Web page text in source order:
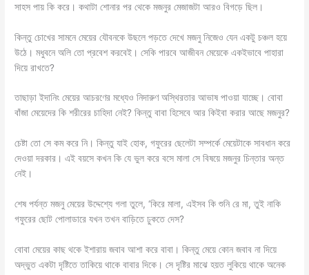
সাহস পায় কি করে। কথাটা শোনার পর থেকে মজনুর মেজাজটা আরও বিগড়ে ছিল।
কিন্তু চোখের সামনে মেয়ের যৌবনকে উছলে পড়তে দেখে মজনু নিজেও যেন একটু চঞ্চল হয়ে
উঠে। মধুবনে অলি তো প্রবেশ করবেই। সেকি পারবে আজীবন মেয়েকে একইভাবে পাহারা
দিয়ে রাখতে?
তাছাড়া ইদানিং মেয়ের আচরণের মধ্যেও নিদারুণ অস্থিরতার আভাষ পাওয়া যাচ্ছে। বোবা
বাঁজা মেয়েদের কি শরীরের চাহিদা নেই? কিন্তু বাবা হিসেবে আর কিইবা করার আছে মজনুর?
চেষ্টা তো সে কম করে নি। কিন্তু যাই হোক, গফুরের ছেলেটা সম্পর্কে মেয়েটাকে সাবধান করে
দেওয়া দরকার। এই বয়সে কখন কি যে ভুল করে বসে মালা সে বিষয়ে মজনুর চিন্তার অন্ত
নেই।
শেষ পর্যন্ত মজনু মেয়ের উদ্দেশ্যে গলা তুলে, ‘কিরে মালা, এইসব কি শুনি রে মা, তুই নাকি
গফুরের ছোট পোলাডারে যখন তখন বাড়িতে ঢুকতে দেস?
বোবা মেয়ের কাছ থকে ইশারায় জবাব আশা করে বাবা। কিন্তু মেয়ে কোন জবাব না দিয়ে
অদ্ভুত একটা দৃষ্টিতে তাকিয়ে থাকে বাবার দিকে। সে দৃষ্টির মাঝে হয়ত লুকিয়ে থাকে অনেক